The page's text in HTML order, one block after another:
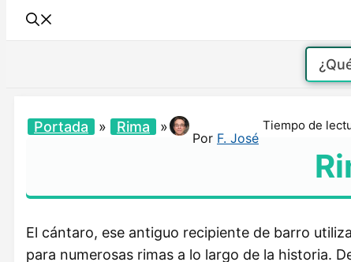
Portada » Rima »
Por F. José
Tiempo de
El cántaro, ese antiguo recipiente de barro
para numerosas rimas a lo largo de la historia.